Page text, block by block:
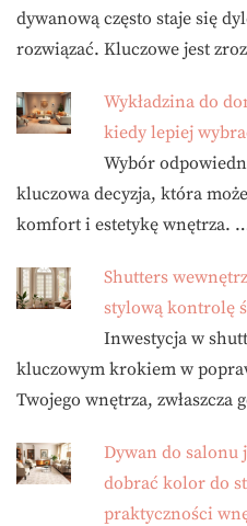
dywanową często staje się
rozwiązać. Kluczowe jest
Wykładzina do
kiedy lepiej
Wybór
kluczowa decyzja, która
komfort i estetykę wnętrza.
Shutters
stylową kontrolę
Inwestycja w
kluczowym krokiem w
Twojego wnętrza, zwłaszcza
Dywan do salonu
dobrać kolor do
praktyczności